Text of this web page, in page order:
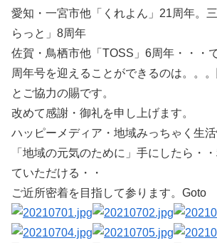
愛知・一宮市他「くれよん」21周年。
らっと」8周年
佐賀・鳥栖市他「TOSS」6周年・・・で
周年号を迎えることができるのは。。
とご協力の賜です。
改めて感謝・御礼を申し上げます。
ハッピーメディア・地域みっちゃく生活
「地域の元気のために」手にしたら・
ていただける・・
ご近所密着を目指して参ります。Goto